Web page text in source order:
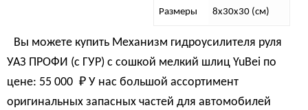
Размеры 8х30х30 (см)
Вы можете купить Механизм гидроусилителя руля
УАЗ ПРОФИ (с ГУР) с сошкой мелкий шлиц YuBei по
цене: 55 000 ₽ У нас большой ассортимент
оригинальных запасных частей для автомобилей